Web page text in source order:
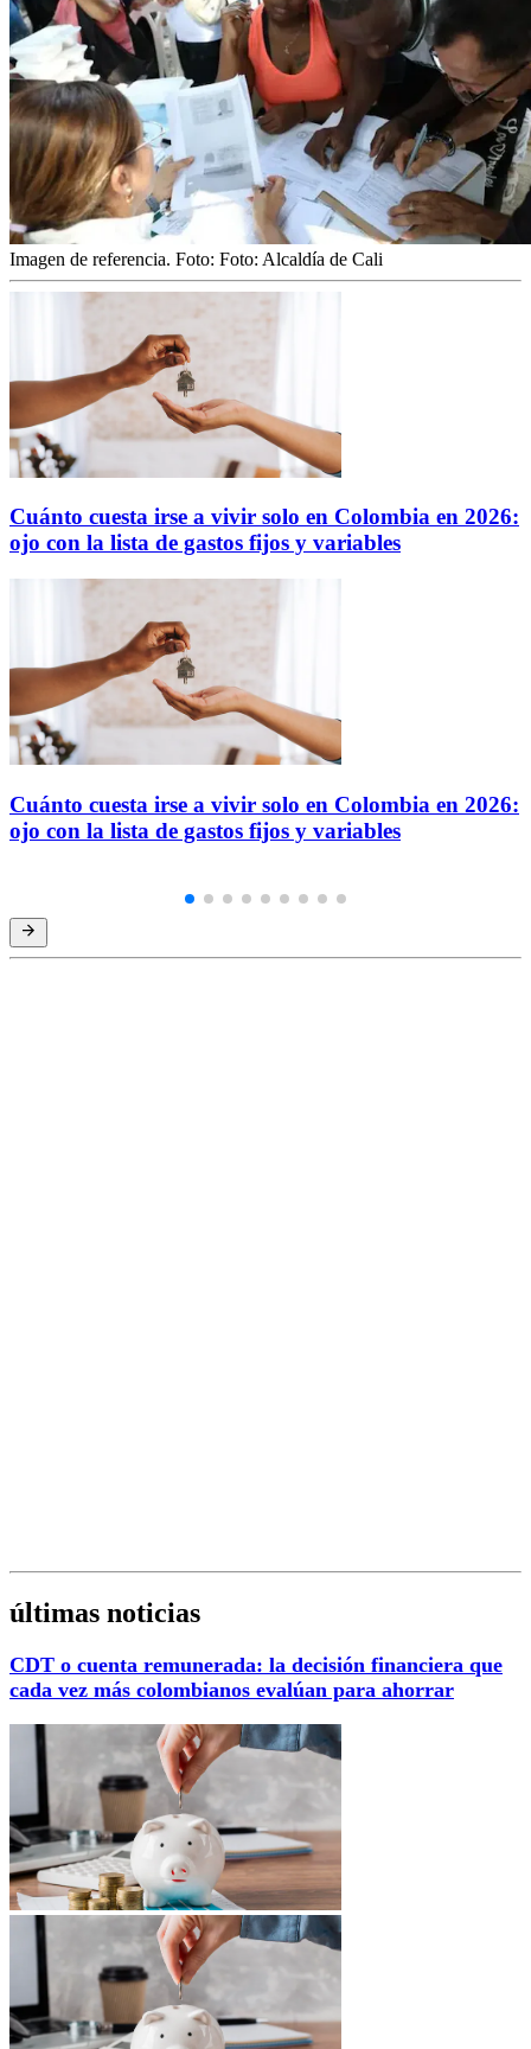
Imagen de referencia. Foto: Foto: Alcaldía de Cali
Cuánto cuesta irse a vivir solo en Colombia en 2026:
ojo con la lista de gastos fijos y variables
Cuánto cuesta irse a vivir solo en Colombia en 2026:
ojo con la lista de gastos fijos y variables
últimas noticias
CDT o cuenta remunerada: la decisión financiera que
cada vez más colombianos evalúan para ahorrar